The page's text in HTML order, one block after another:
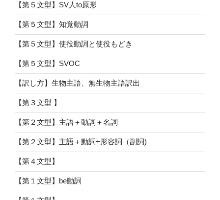
【第５文型】SV人to原形
【第５文型】知覚動詞
【第５文型】使役動詞と使役もどき
【第５文型】SVOC
【訳し方】生物主語、無生物主語訳出
【第３文型 】
【第２文型】主語＋動詞＋名詞
【第２文型】主語＋動詞+形容詞（副詞)
【第４文型】
【第１文型】be動詞